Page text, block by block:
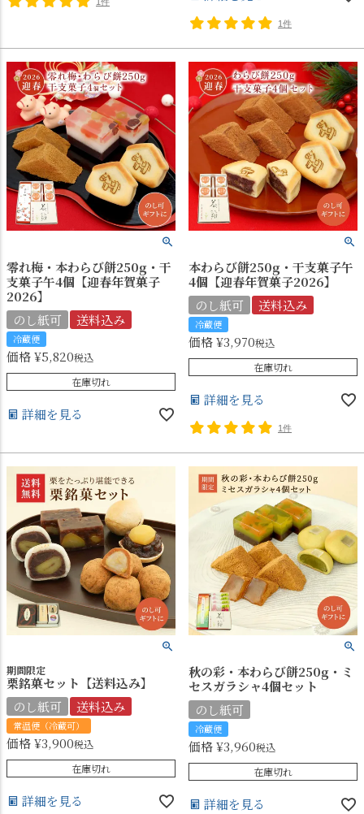
1件
零れ梅・本わらび餅250g・干
支菓子午4個【迎春年賀菓子
2026】
のし紙可
送料込み
冷蔵便
価格¥5,820税込
在庫切れ
詳細を見る
本わらび餅250g・干支菓子午
4個【迎春年賀菓子2026】
のし紙可
送料込み
冷蔵便
価格¥3,970税込
在庫切れ
詳細を見る
1件
期間限定
栗銘菓セット【送料込み】
のし紙可
送料込み
常温便（冷蔵可）
価格¥3,900税込
在庫切れ
詳細を見る
秋の彩・本わらび餅250g・ミ
セスガラシャ4個セット
のし紙可
冷蔵便
価格¥3,960税込
在庫切れ
詳細を見る